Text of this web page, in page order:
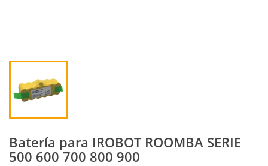
Batería para IROBOT ROOMBA SERIE
500 600 700 800 900